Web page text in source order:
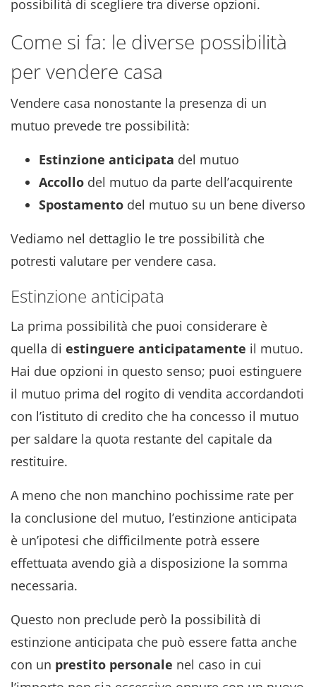
possibilità di scegliere tra diverse opzioni.
Come si fa: le diverse possibilità
per vendere casa
Vendere casa nonostante la presenza di un
mutuo prevede tre possibilità:
Estinzione anticipata del mutuo
Accollo del mutuo da parte dell’acquirente
Spostamento del mutuo su un bene diverso
Vediamo nel dettaglio le tre possibilità che
potresti valutare per vendere casa.
Estinzione anticipata
La prima possibilità che puoi considerare è
quella di estinguere anticipatamente il mutuo.
Hai due opzioni in questo senso; puoi estinguere
il mutuo prima del rogito di vendita accordandoti
con l’istituto di credito che ha concesso il mutuo
per saldare la quota restante del capitale da
restituire.
A meno che non manchino pochissime rate per
la conclusione del mutuo, l’estinzione anticipata
è un’ipotesi che difficilmente potrà essere
effettuata avendo già a disposizione la somma
necessaria.
Questo non preclude però la possibilità di
estinzione anticipata che può essere fatta anche
con un prestito personale nel caso in cui